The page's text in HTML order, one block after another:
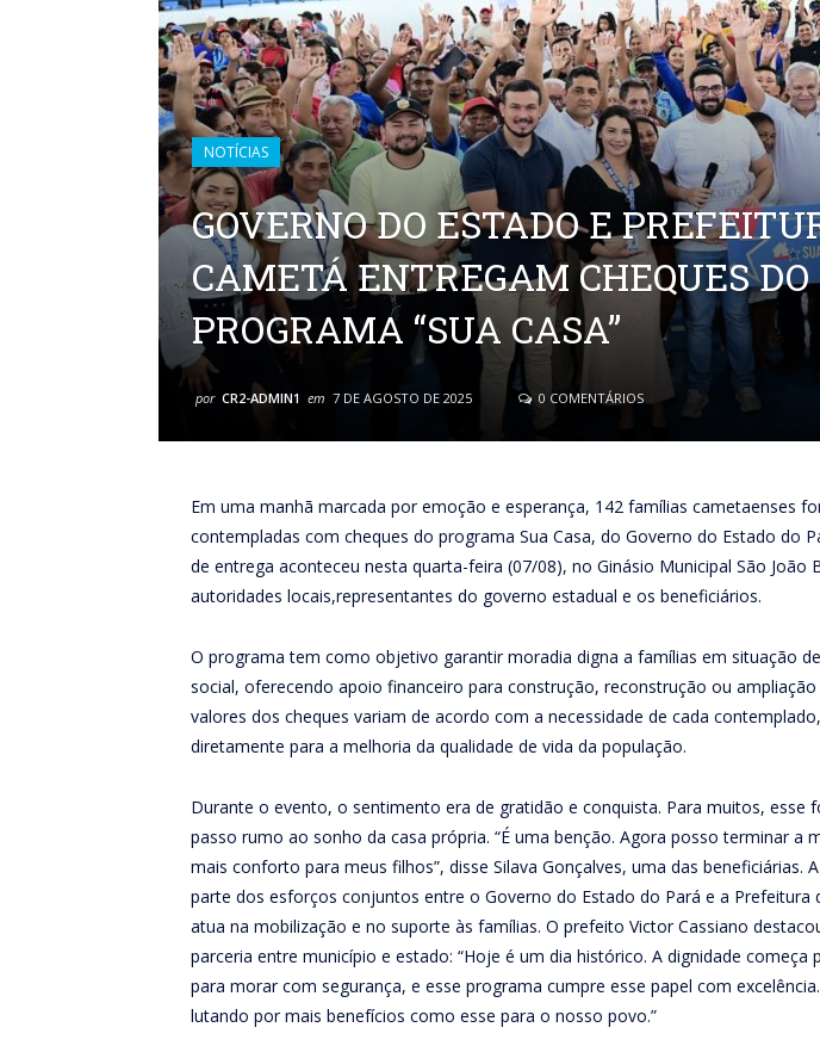
NOTÍCIAS
GOVERNO DO ESTADO E
CAMETÁ ENTREGAM CHEQUES DO
PROGRAMA “SUA CASA”
por CR2-ADMIN1 em 7 DE AGOSTO DE 2025 0 COMENTÁRIOS
Em uma manhã marcada por emoção e esperança, 142 famílias cametaenses
contempladas com cheques do programa Sua Casa, do Governo do Estado do
de entrega aconteceu nesta quarta-feira (07/08), no Ginásio Municipal São João
autoridades locais,representantes do governo estadual e os beneficiários.
O programa tem como objetivo garantir moradia digna a famílias em situação
social, oferecendo apoio financeiro para construção, reconstrução ou ampliação
valores dos cheques variam de acordo com a necessidade de cada
diretamente para a melhoria da qualidade de vida da população.
Durante o evento, o sentimento era de gratidão e conquista. Para muitos, esse
passo rumo ao sonho da casa própria. “É uma benção. Agora posso terminar a
mais conforto para meus filhos”, disse Silava Gonçalves, uma das beneficiárias.
parte dos esforços conjuntos entre o Governo do Estado do Pará e a Prefeitura
atua na mobilização e no suporte às famílias. O prefeito Victor Cassiano
parceria entre município e estado: “Hoje é um dia histórico. A dignidade começa
para morar com segurança, e esse programa cumpre esse papel com
lutando por mais benefícios como esse para o nosso povo.”